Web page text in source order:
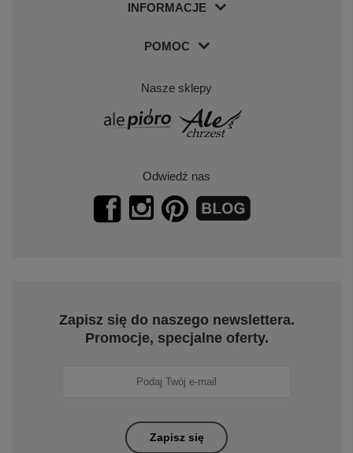
INFORMACJE
POMOC
Nasze sklepy
Odwiedź nas
Zapisz się do naszego newslettera.
Promocje, specjalne oferty.
Zapisz się